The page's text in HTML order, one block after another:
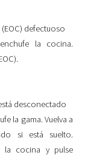
defectuoso
la cocina.
desconectado
la gama. Vuelva a
si está suelto.
la cocina y pulse